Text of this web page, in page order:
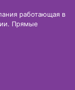
работающая в
Прямые